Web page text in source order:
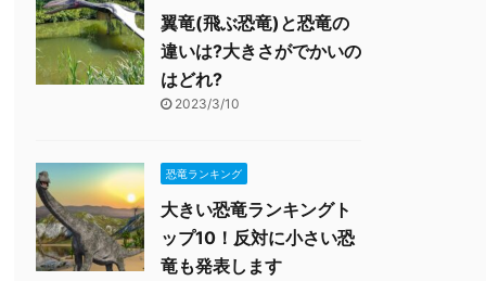
翼竜(飛ぶ恐竜)と恐竜の
違いは?大きさがでかいの
はどれ?
2023/3/10
恐竜ランキング
大きい恐竜ランキングト
ップ10！反対に小さい恐
竜も発表します